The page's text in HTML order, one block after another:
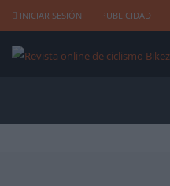
INICIAR SESIÓN PUBLICIDAD